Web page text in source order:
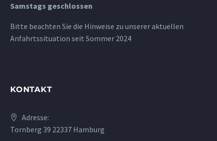
Samstags geschlossen
Bitte beachten Sie die Hinweise zu unserer aktuellen
Anfahrtssituation seit Sommer 2024
KONTAKT
Adresse:
Tornberg 39 22337 Hamburg